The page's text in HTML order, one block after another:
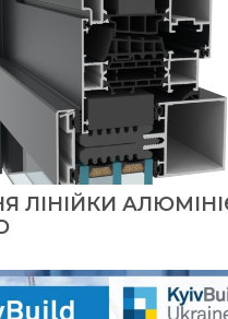
ЛІНІЙКИ